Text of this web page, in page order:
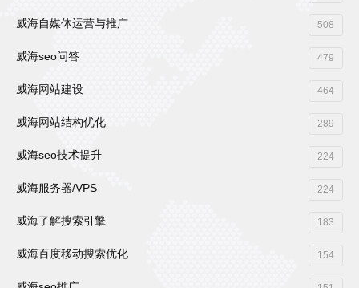
威海自媒体运营与推广 508
威海seo问答 479
威海网站建设 464
威海网站结构优化 289
威海seo技术提升 224
威海服务器/VPS 224
威海了解搜索引擎 183
威海百度移动搜索优化 154